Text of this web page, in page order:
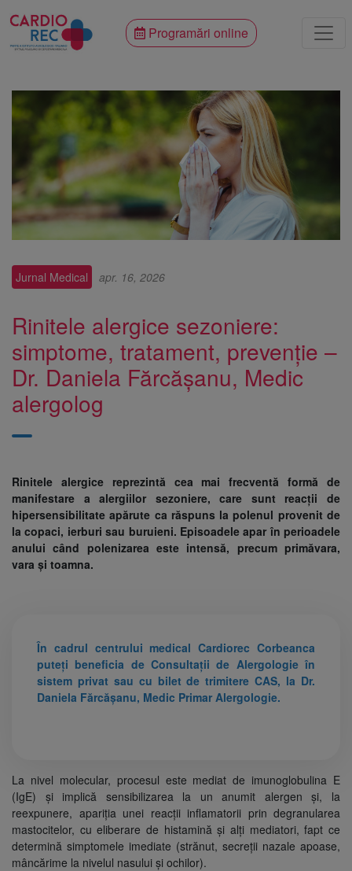
Programări online
Jurnal Medical apr. 16, 2026
Rinitele alergice sezoniere:
simptome, tratament, prevenție –
Dr. Daniela Fărcășanu, Medic
alergolog
Rinitele alergice reprezintă cea mai frecventă formă de
manifestare a alergiilor sezoniere, care sunt reacții de
hipersensibilitate apărute ca răspuns la polenul provenit de
la copaci, ierburi sau buruieni. Episoadele apar în perioadele
anului când polenizarea este intensă, precum primăvara,
vara și toamna.
În cadrul centrului medical Cardiorec Corbeanca
puteți beneficia de Consultații de Alergologie în
sistem privat sau cu bilet de trimitere CAS, la Dr.
Daniela Fărcășanu, Medic Primar Alergologie.
La nivel molecular, procesul este mediat de imunoglobulina E
(IgE) și implică sensibilizarea la un anumit alergen și, la
reexpunere, apariția unei reacții inflamatorii prin degranularea
mastocitelor, cu eliberare de histamină și alți mediatori, fapt ce
determină simptomele imediate (strănut, secreții nazale apoase,
mâncărime la nivelul nasului și ochilor).